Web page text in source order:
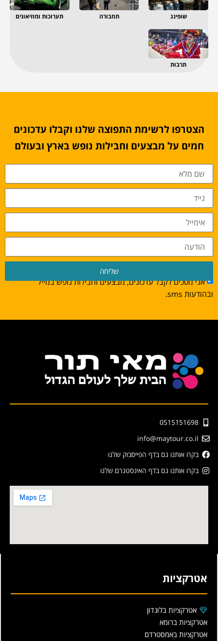
שופינג תחבורה תערוכות ומוזיאונים
תרבות
הצטרפו לרשימת התפוצה שלנו וקבלו עדכונים
חמים על מבצעים וחבילות נופש בארץ ובעולם
אני מסכים לקבל עדכונים, מבצעים וחבילות נופש במייל
ובהודעות sms.
שליחה
0515151698
info@maytour.co.il
בקרו אותנו גם בדף הפייסבוק שלנו
בקרו אותנו גם בדף האינסטגרם שלנו
אטרקציות
אטרקציות בלונדון
אטרקציות ברומא
אטרקציות באמסטרדם